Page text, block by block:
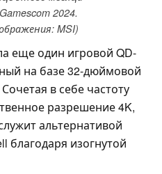
2024.
MSI)
еще один игровой QD-
на базе 32-дюймовой
в себе частоту
разрешение 4K,
альтернативой
благодаря изогнутой